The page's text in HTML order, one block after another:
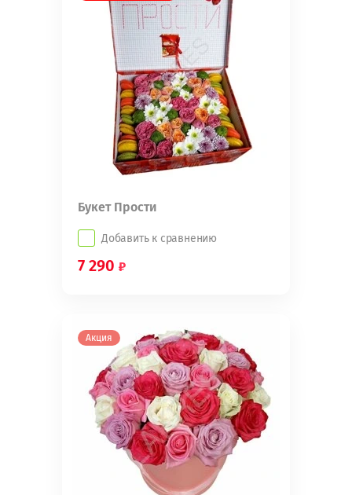
Букет Прости
Добавить к сравнению
7 290
Акция